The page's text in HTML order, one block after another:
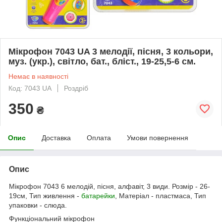
Мікрофон 7043 UA 3 мелодії, пісня, 3 кольори,
муз. (укр.), світло, бат., бліст., 19-25,5-6 см.
Немає в наявності
Код: 7043 UA
Роздріб
350 ₴
Опис Доставка Оплата Умови повернення
Опис
Мікрофон 7043 6 мелодій, пісня, алфавіт, 3 види. Розмір - 26-
19см, Тип живлення - батарейки , Матеріал - пластмаса, Тип
упаковки - слюда.
Функціональний мікрофон